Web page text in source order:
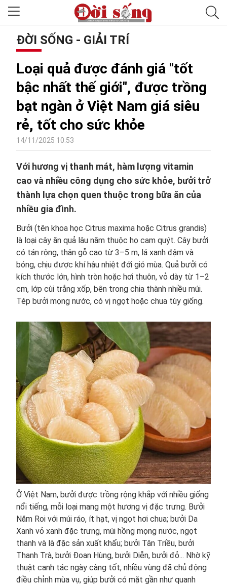
ĐỜI SỐNG - GIẢI TRÍ
Loại quả được đánh giá "tốt
bậc nhất thế giới", được trồng
bạt ngàn ở Việt Nam giá siêu
rẻ, tốt cho sức khỏe
14/11/2025 10:53
Với hương vị thanh mát, hàm lượng vitamin
cao và nhiều công dụng cho sức khỏe, bưởi trở
thành lựa chọn quen thuộc trong bữa ăn của
nhiều gia đình.
Bưởi (tên khoa học Citrus maxima hoặc Citrus grandis)
là loại cây ăn quả lâu năm thuộc họ cam quýt. Cây bưởi
có tán rộng, thân gỗ cao từ 3–5 m, lá xanh đậm và
bóng, chịu được khí hậu nhiệt đới gió mùa. Quả bưởi có
kích thước lớn, hình tròn hoặc hơi thuôn, vỏ dày từ 1–2
cm, lớp cùi trắng xốp, bên trong chia thành nhiều múi.
Tép bưởi mọng nước, có vị ngọt hoặc chua tùy giống.
Ở Việt Nam, bưởi được trồng rộng khắp với nhiều giống
nổi tiếng, mỗi loại mang một hương vị đặc trưng. Bưởi
Năm Roi với múi ráo, ít hạt, vị ngọt hơi chua; bưởi Da
Xanh vỏ xanh đặc trưng, múi hồng mọng nước, ngọt
thanh và là đặc sản xuất khẩu; bưởi Tân Triều, bưởi
Thanh Trà, bưởi Đoan Hùng, bưởi Diễn, bưởi đỏ... Nhờ kỹ
thuật canh tác ngày càng tốt, nhiều vùng đã chủ động
điều chỉnh mùa vụ, giúp bưởi có mặt gần như quanh